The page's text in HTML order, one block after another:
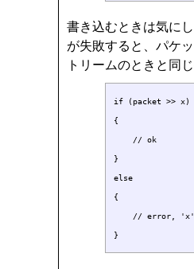
書き込むときは気に
が失敗すると、パケ
トリームのときと同じ
if (packet >> x)
{
    // ok
}
else
{
// error, 'x'